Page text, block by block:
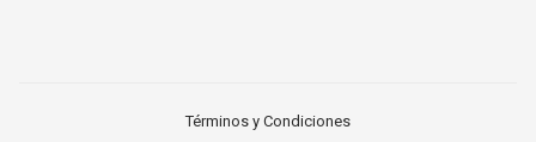
Términos y Condiciones